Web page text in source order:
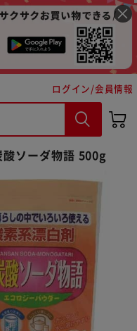
ログイン/会員情報
ソーダ物語 500g